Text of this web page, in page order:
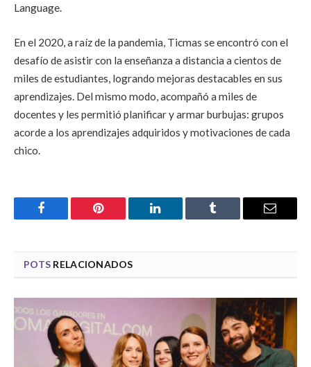
Language.
En el 2020, a raíz de la pandemia, Ticmas se encontró con el
desafío de asistir con la enseñanza a distancia a cientos de
miles de estudiantes, logrando mejoras destacables en sus
aprendizajes. Del mismo modo, acompañó a miles de
docentes y les permitió planificar y armar burbujas: grupos
acorde a los aprendizajes adquiridos y motivaciones de cada
chico.
Facebook Pinterest LinkedIn Tumblr Email
POTS RELACIONADOS